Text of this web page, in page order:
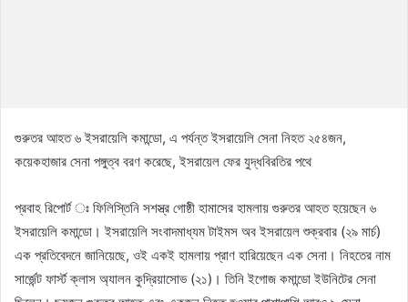
গুরুতর আহত ৬ ইসরায়েলি কমান্ডো, এ পর্যন্ত ইসরায়েলি সেনা নিহত ২৫৪জন,
কয়েকহাজার সেনা পঙ্গুত্ব বরণ করেছে, ইসরায়েল ফের যুদ্ধবিরতির পথে
প্রবাহ রিপোর্ট ঃ ফিলিস্তিনি সশস্ত্র গোষ্ঠী হামাসের হামলায় গুরুতর আহত হয়েছেন ৬
ইসরায়েলি কমান্ডো। ইসরায়েলি সংবাদমাধ্যম টাইমস অব ইসরায়েল শুক্রবার (২৯ মার্চ)
এক প্রতিবেদনে জানিয়েছে, ওই একই হামলায় প্রাণ হারিয়েছেন এক সেনা। নিহতের নাম
সার্জেন্ট ফার্স্ট ক্লাস অ্যালন কুদ্রিয়াসোভ (২১)। তিনি ইগোজ কমান্ডো ইউনিটের সেনা